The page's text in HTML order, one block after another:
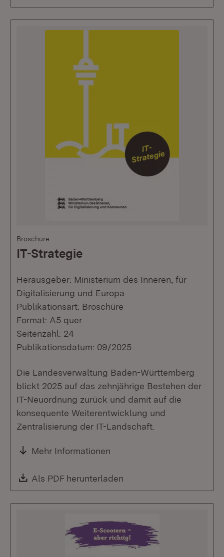
Broschüre
IT-Strategie
Herausgeber: Ministerium des Inneren, für
Digitalisierung und Europa
Publikationsart: Broschüre
Format: A5 quer
Seitenzahl: 24
Publikationsdatum: 09/2025
Die Landesverwaltung Baden-Württemberg
blickt 2025 auf das zehnjährige Bestehen der
IT-Neuordnung zurück und damit auf die
konsequente Weiterentwicklung und
Zentralisierung der IT-Landschaft.
Mehr Informationen
Download:
Als PDF herunterladen